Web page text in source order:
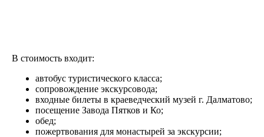
В стоимость входит:
автобус туристического класса;
сопровождение экскурсовода;
входные билеты в краеведческий музей г. Далматово;
посещение Завода Пятков и Ко;
обед;
пожертвования для монастырей за экскурсии;